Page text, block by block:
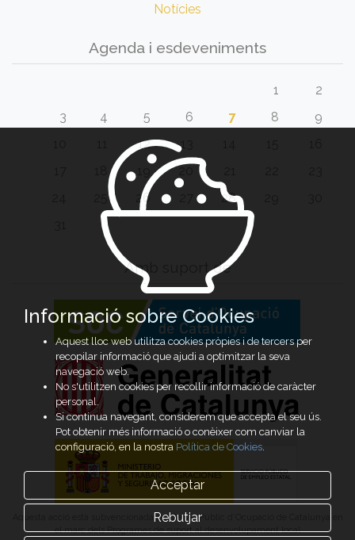
Notícies
Agenda i esdeveniments
1
2
3
4 5 6 7 8
9
12 13
20
26 28
Amb suport de
Aquesta acció està subvencionada pel Servei Públic d’Ocupació de Catalunya en
el marc dels Programes de suport al desenvolupament local
Informació sobre Cookies
Aquest lloc web utilitza cookies pròpies i de tercers per
recopilar informació que ajudi a optimitzar la seva
navegació web.
No s'utilitzen cookies per recollir informació de caràcter
personal.
Si continua navegant, considerem que accepta el seu ús.
Pot obtenir més informació o conèixer com canviar la
configuració, en la nostra Política de Cookies.
Acceptar
Rebutjar